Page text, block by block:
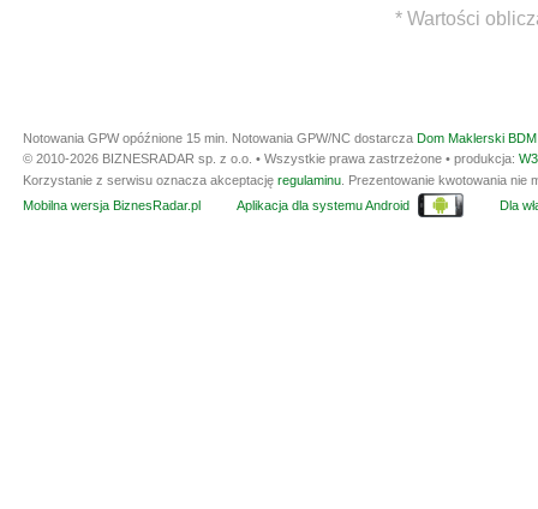
* Wartości
Notowania GPW opóźnione 15 min. Notowania GPW/NC dostarcza Dom Maklerski
© 2010-2026 BIZNESRADAR sp. z o.o. • Wszystkie prawa zastrzeżone • produkcja:
Korzystanie z serwisu oznacza akceptację regulaminu . Prezentowanie kwotowania
Mobilna wersja BiznesRadar.pl
Aplikacja dla systemu Android Dla